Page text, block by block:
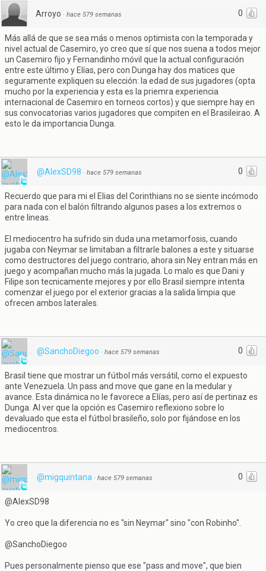
0
Arroyo · hace 579 semanas
Más allá de que se sea más o menos optimista con la temporada y
nivel actual de Casemiro, yo creo que sí que nos suena a todos mejor
un Casemiro fijo y Fernandinho móvil que la actual configuración
entre este último y Elías, pero con Dunga hay dos matices que
seguramente expliquen su elección: la edad de sus jugadores (opta
mucho por la experiencia y esta es la priemra experiencia
internacional de Casemiro en torneos cortos) y que siempre hay en
sus convocatorias varios jugadores que compiten en el Brasileirao. A
esto le da importancia Dunga.
0
@AlexSD98 · hace 579 semanas
Recuerdo que para mi el Elias del Corinthians no se siente incómodo
para nada con el balón filtrando algunos pases a los extremos o
entre lineas.
El mediocentro ha sufrido sin duda una metamorfosis, cuando
jugaba con Neymar se limitaban a filtrarle balones a este y situarse
como destructores del juego contrario, ahora sin Ney entran más en
juego y acompañan mucho más la jugada. Lo malo es que Dani y
Filipe son tecnicamente mejores y por ello Brasil siempre intenta
comenzar el juego por el exterior gracias a la salida limpia que
ofrecen ambos laterales.
0
@SanchoDiegoo · hace 579 semanas
Brasil tiene que mostrar un fútbol más versátil, como el expuesto
ante Venezuela. Un pass and move que gane en la medular y
avance. Esta dinámica no le favorece a Elías, pero así de pertinaz es
Dunga. Al ver que la opción es Casemiro reflexiono sobre lo
devaluado que esta el fútbol brasileño, solo por fijándose en los
mediocentros.
0
@migquintana · hace 579 semanas
@AlexSD98
Yo creo que la diferencia no es "sin Neymar" sino "con Robinho".
@SanchoDiegoo
Pues personalmente pienso que ese "pass and move", que bien